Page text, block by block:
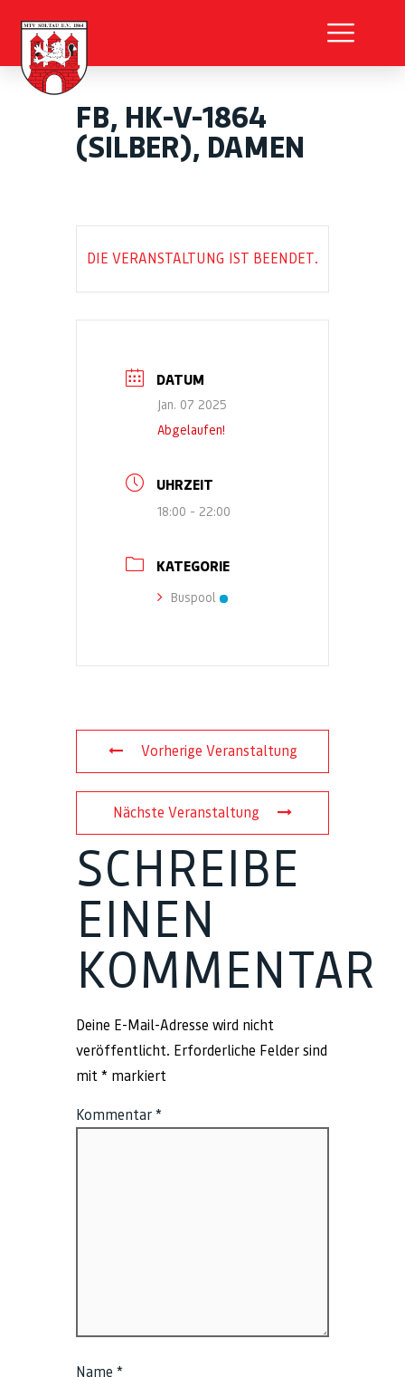
FB, HK-V-1864
(SILBER), DAMEN
DIE VERANSTALTUNG IST BEENDET.
DATUM
Jan. 07 2025
Abgelaufen!
UHRZEIT
18:00 - 22:00
KATEGORIE
Buspool
Vorherige Veranstaltung
Nächste Veranstaltung
SCHREIBE
EINEN
KOMMENTAR
Deine E-Mail-Adresse wird nicht
veröffentlicht. Erforderliche Felder sind
mit * markiert
Kommentar *
Name *